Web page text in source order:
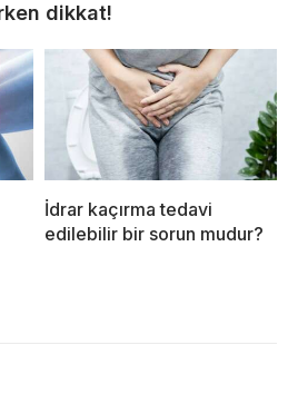
dikkat!
İdrar kaçırma tedavi
edilebilir bir sorun mudur?